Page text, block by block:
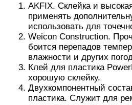
AKFIX. Склейка и
применять
использовать для
Weicon Construction.
боится перепадов
влажности и других
Клей для пластика
хорошую склейку.
Двухкомпонентный
пластика. Служит для